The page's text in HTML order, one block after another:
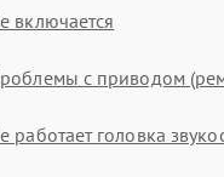
включается
с приводом
работает головка